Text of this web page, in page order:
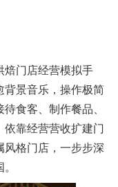
焙门店经营模拟手
背景音乐，操作极简
食客、制作餐品、
靠经营营收扩建门
风格门店，一步步深